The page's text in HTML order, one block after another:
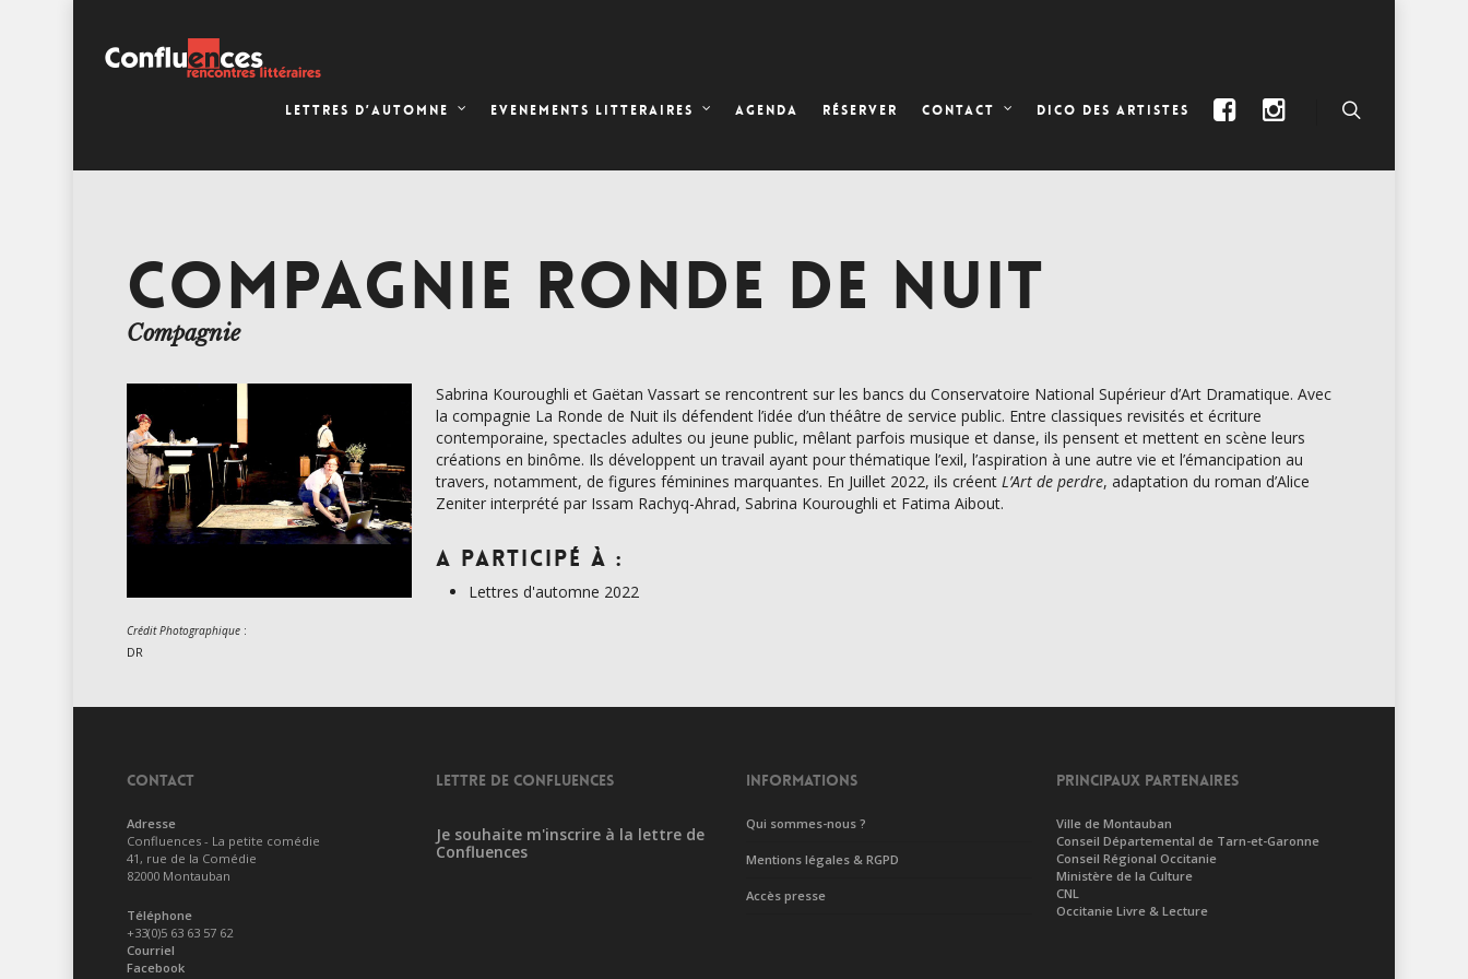
LETTRES D’AUTOMNE EVENEMENTS LITTERAIRES AGENDA RÉSERVER CONTACT DICO DES ARTISTES
COMPAGNIE RONDE DE NUIT
Compagnie
Crédit Photographique:
DR
Sabrina Kouroughli et Gaëtan Vassart se rencontrent sur les bancs du Conservatoire National Supérieur d’Art Dramatique. Avec
la compagnie La Ronde de Nuit ils défendent l’idée d’un théâtre de service public. Entre classiques revisités et écriture
contemporaine, spectacles adultes ou jeune public, mêlant parfois musique et danse, ils pensent et mettent en scène leurs
créations en binôme. Ils développent un travail ayant pour thématique l’exil, l’aspiration à une autre vie et l’émancipation au
travers, notamment, de figures féminines marquantes. En Juillet 2022, ils créentL’Art de perdre, adaptation du roman d’Alice
Zeniter interprété par Issam Rachyq-Ahrad, Sabrina Kouroughli et Fatima Aibout.
A participé à :
Lettres d'automne 2022
CONTACT
Adresse
Confluences - La petite comédie
41, rue de la Comédie
82000 Montauban
Téléphone
+33(0)5 63 63 57 62
Courriel
Facebook
LETTRE DE CONFLUENCES
Je souhaite m'inscrire à la lettre de
Confluences
INFORMATIONS
Qui sommes-nous ?
Mentions légales & RGPD
Accès presse
PRINCIPAUX PARTENAIRES
Ville de Montauban
Conseil Départemental de Tarn-et-Garonne
Conseil Régional Occitanie
Ministère de la Culture
CNL
Occitanie Livre & Lecture